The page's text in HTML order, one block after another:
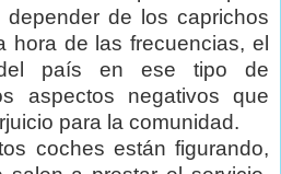
de los caprichos
hora de las frecuencias, el
país en ese tipo de
aspectos negativos que
para la comunidad.
coches están figurando,